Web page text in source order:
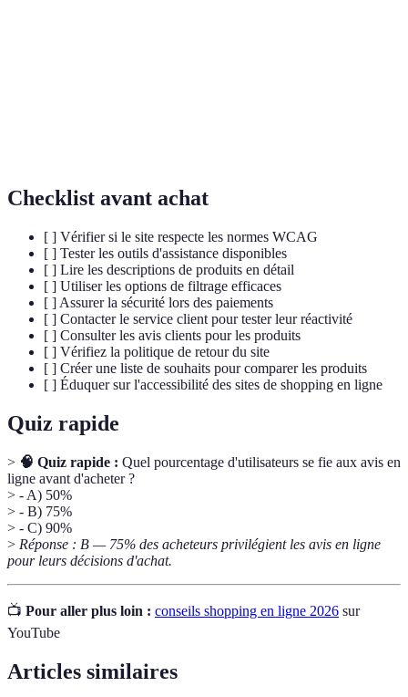
Checklist avant achat
[ ] Vérifier si le site respecte les normes WCAG
[ ] Tester les outils d'assistance disponibles
[ ] Lire les descriptions de produits en détail
[ ] Utiliser les options de filtrage efficaces
[ ] Assurer la sécurité lors des paiements
[ ] Contacter le service client pour tester leur réactivité
[ ] Consulter les avis clients pour les produits
[ ] Vérifiez la politique de retour du site
[ ] Créer une liste de souhaits pour comparer les produits
[ ] Éduquer sur l'accessibilité des sites de shopping en ligne
Quiz rapide
> 🧠 Quiz rapide : Quel pourcentage d'utilisateurs se fie aux avis en
ligne avant d'acheter ?
> - A) 50%
> - B) 75%
> - C) 90%
> Réponse : B — 75% des acheteurs privilégient les avis en ligne
pour leurs décisions d'achat.
📺 Pour aller plus loin : conseils shopping en ligne 2026 sur
YouTube
Articles similaires